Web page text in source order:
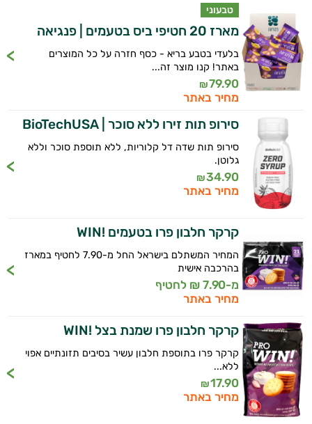
טבעוני
מארז 20 חטיפי ביס בטעמים | פנגיאה
בלעדי בטבע בריא - כסף חזרה על כל המוצרים
באתר! קנו מוצר זה...
79.90
₪
מחיר באתר
סירופ תות זירו ללא סוכר | BioTechUSA
סירופ תות שדה דל קלוריות, ללא תוספת סוכר וללא
גלוטן.
34.90
₪
מחיר באתר
קרקר חלבון פרו בטעמים !WIN
המחיר המשתלם בישראל החל מ-7.90 לחטיף במארז
בהרכבה אישית
מ-7.90 ₪ לחטיף
מחיר באתר
קרקר חלבון פרו שמנת בצל !WIN
קרקר פרו בתוספת חלבון עשיר בסיבים תזונתיים אפוי
ללא...
17.90
₪
מחיר באתר
היי,
אני יועץ הבריאות האישי AI של טבע בריא.
התשובות שלי מבוססות על מאגרי מידע קליניים
וספרות מקצועית בתחומי הרפואה הטבעית
ותזונת הספורט.
אני כאן כדי לעזור לך להתאים את תוספי
התזונה ומוצרי הבריאות המדויקים למטרות
ולמצב הגופני שלך, ולהסביר לך אילו רכיבים